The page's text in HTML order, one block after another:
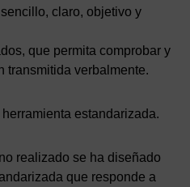
claro, objetivo y
que permita comprobar y
transmitida verbalmente.
estandarizada.
realizado se ha diseñado
que responde a